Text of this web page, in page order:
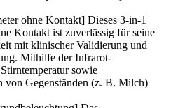
ohne Kontakt] Dieses 3-in-1
Kontakt ist zuverlässig für seine
mit klinischer Validierung und
Mithilfe der Infrarot-
sowie
von Gegenständen (z. B. Milch)